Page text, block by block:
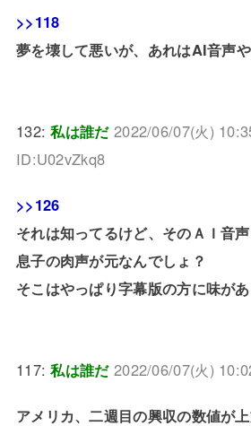
>>118
夢を壊して悪いが、あれはAI音声や
132:私は誰だ 2022/06/07(火)
ID:U02vZkq8
>>126
それは知ってるけど、そのＡＩ音
息子の肉声が元なんでしょ？
そこはやっぱり字幕版の方に味が
117:私は誰だ 2022/06/07(火)
アメリカ、二週目の興収の数値が